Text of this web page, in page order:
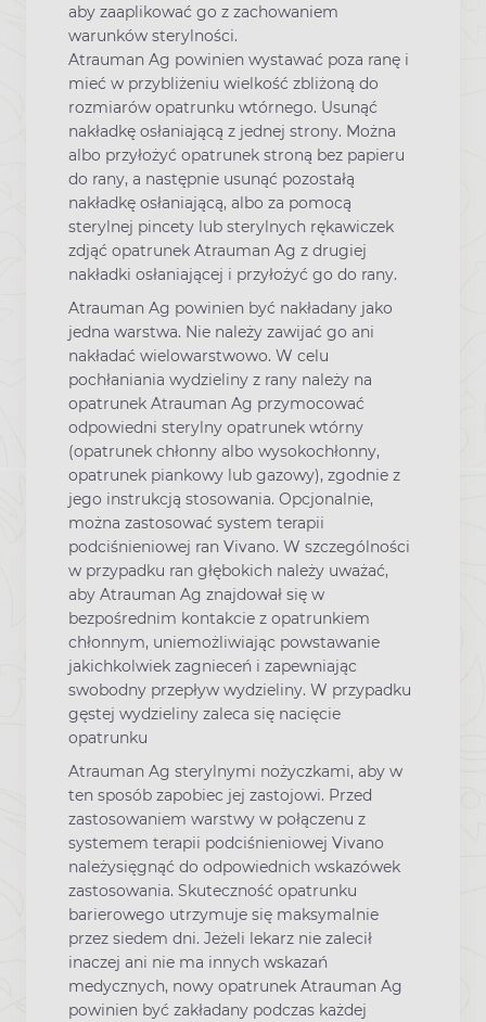
aby zaaplikować go z zachowaniem
warunków sterylności.
Atrauman Ag powinien wystawać poza ranę i
mieć w przybliżeniu wielkość zbliżoną do
rozmiarów opatrunku wtórnego. Usunąć
nakładkę osłaniającą z jednej strony. Można
albo przyłożyć opatrunek stroną bez papieru
do rany, a następnie usunąć pozostałą
nakładkę osłaniającą, albo za pomocą
sterylnej pincety lub sterylnych rękawiczek
zdjąć opatrunek Atrauman Ag z drugiej
nakładki osłaniającej i przyłożyć go do rany.
Atrauman Ag powinien być nakładany jako
jedna warstwa. Nie należy zawijać go ani
nakładać wielowarstwowo. W celu
pochłaniania wydzieliny z rany należy na
opatrunek Atrauman Ag przymocować
odpowiedni sterylny opatrunek wtórny
(opatrunek chłonny albo wysokochłonny,
opatrunek piankowy lub gazowy), zgodnie z
jego instrukcją stosowania. Opcjonalnie,
można zastosować system terapii
podciśnieniowej ran Vivano. W szczególności
w przypadku ran głębokich należy uważać,
aby Atrauman Ag znajdował się w
bezpośrednim kontakcie z opatrunkiem
chłonnym, uniemożliwiając powstawanie
jakichkolwiek zagnieceń i zapewniając
swobodny przepływ wydzieliny. W przypadku
gęstej wydzieliny zaleca się nacięcie
opatrunku
Atrauman Ag sterylnymi nożyczkami, aby w
ten sposób zapobiec jej zastojowi. Przed
zastosowaniem warstwy w połączenu z
systemem terapii podciśnieniowej Vivano
należysięgnąć do odpowiednich wskazówek
zastosowania. Skuteczność opatrunku
barierowego utrzymuje się maksymalnie
przez siedem dni. Jeżeli lekarz nie zalecił
inaczej ani nie ma innych wskazań
medycznych, nowy opatrunek Atrauman Ag
powinien być zakładany podczas każdej